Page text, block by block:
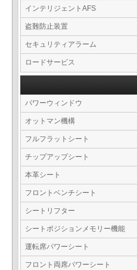
インテリジェントAFS
盗難防止装置
セキュリティアラーム
ロードサービス
パワーウィンドウ
オットマン機構
フルフラットシート
チップアップシート
本革シート
フロントベンチシート
シートリフター
シートポジションメモリー機能
運転席パワーシート
フロント両席パワーシート